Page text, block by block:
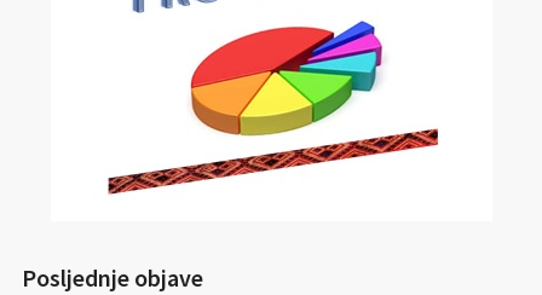
Posljednje objave